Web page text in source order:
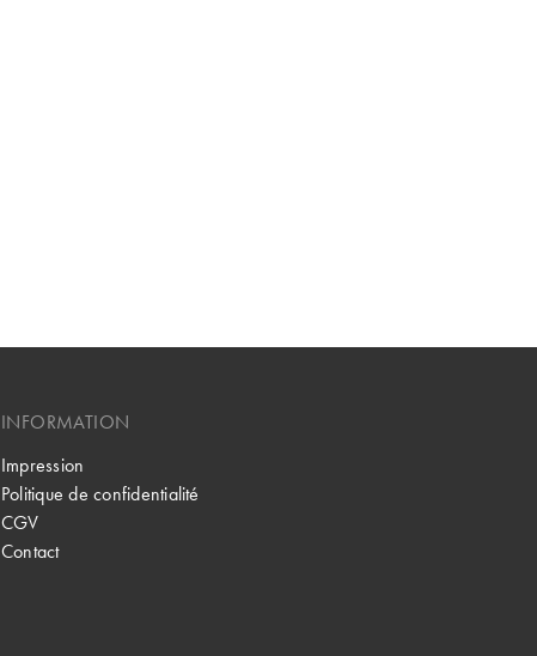
INFORMATION
Impression
Politique de confidentialité
CGV
Contact